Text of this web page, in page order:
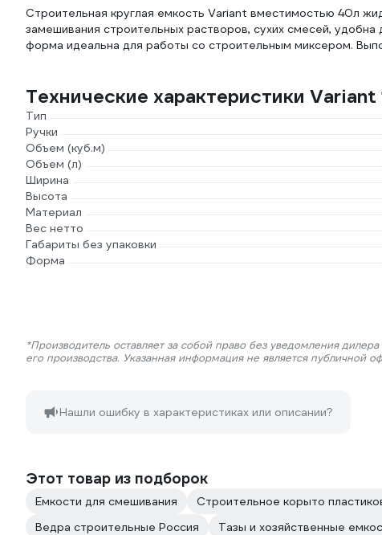
Строительная круглая емкость Variant вместимостью 40л
замешивания строительных растворов, сухих смесей,
форма идеальна для работы со строительным миксером.
Технические характеристики Variant
Тип
Ручки
Объем (куб.м)
Объем (л)
Ширина
Высота
Материал
Вес нетто
Габариты без упаковки
Форма
*Производитель оставляет за собой право без уведомления
его производства. Указанная информация не является публичной
Нашли ошибку в характеристиках или описании?
Этот товар из подборок
Емкости для смешивания Строительное корыто
Ведра строительные Россия
Тазы и хозяйственные